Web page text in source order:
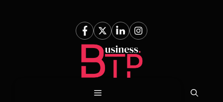
Menu